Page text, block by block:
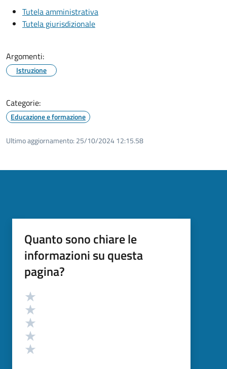
Tutela amministrativa
Tutela giurisdizionale
Argomenti:
Istruzione
Categorie:
Educazione e formazione
Ultimo aggiornamento: 25/10/2024 12:15.58
Quanto sono chiare le
informazioni su questa
pagina?
Valutazione